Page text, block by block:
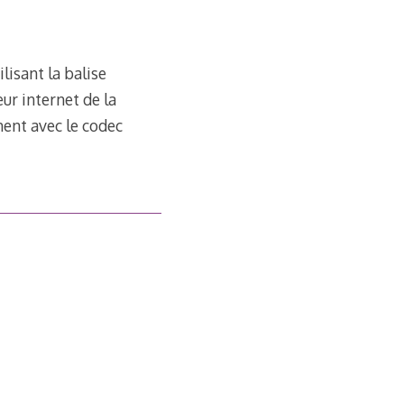
la balise
internet de la
avec le codec